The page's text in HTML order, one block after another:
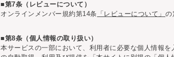
■第7条（レビューについて）
オンラインメンバー規約第14条 「レビューについて」の
■第8条（個人情報の取り扱い）
本サービスの一部において、利用者に必要な個人情報